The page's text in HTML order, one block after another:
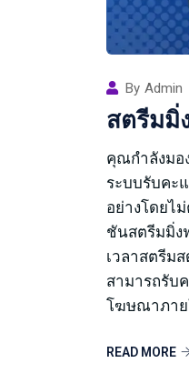
By Admin
สตรีมมิ่
คุณกำลังมอ
ระบบรับคะ
อย่างโดยไ
ชันสตรีมมิ่ง
เวลาสตรีม
สามารถรับ
โฆษณาภาย
READ MORE